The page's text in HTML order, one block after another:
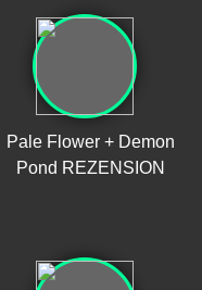
Pale Flower + Demon
Pond REZENSION